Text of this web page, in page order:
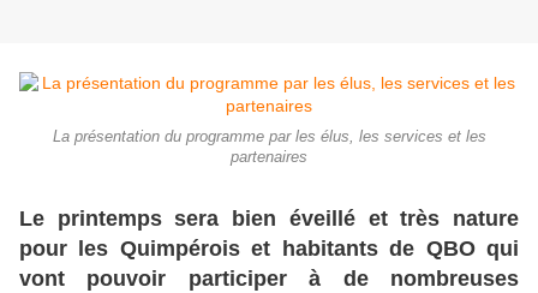
La présentation du programme par les élus, les services et les
partenaires
Le printemps sera bien éveillé et très nature
pour les Quimpérois et habitants de QBO qui
vont pouvoir participer à de nombreuses